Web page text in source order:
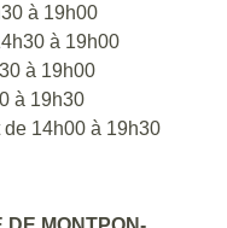
à 19h00
à 19h00
à 19h00
à 19h30
de 14h00 à 19h30